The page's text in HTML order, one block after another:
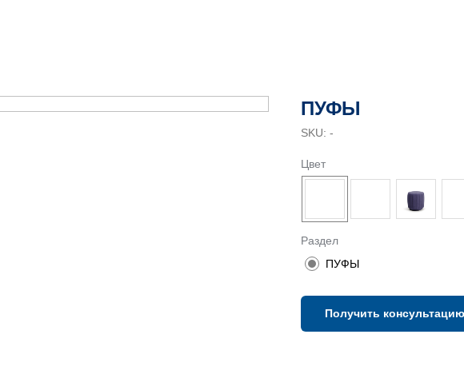
ПУФЫ
SKU: -
Цвет
Раздел
ПУФЫ
Получить консультацию